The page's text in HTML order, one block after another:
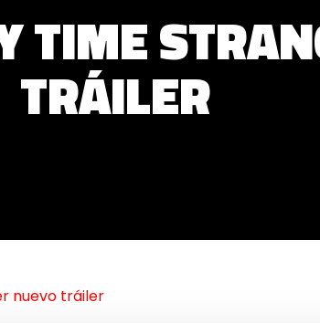
TIME
TRÁILER
nuevo tráiler